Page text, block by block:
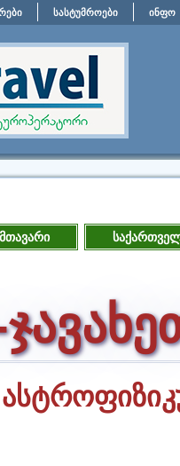
სასტუმროები ინფო
მთავარი